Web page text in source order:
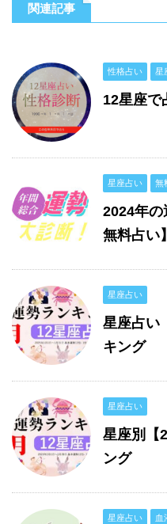
関連記事
性格占い 星
12星座で
星座占い 無
2024年の
無料占い】
星座占い
星座占い
キング
星座占い
星座別【
ング
星座占い 血